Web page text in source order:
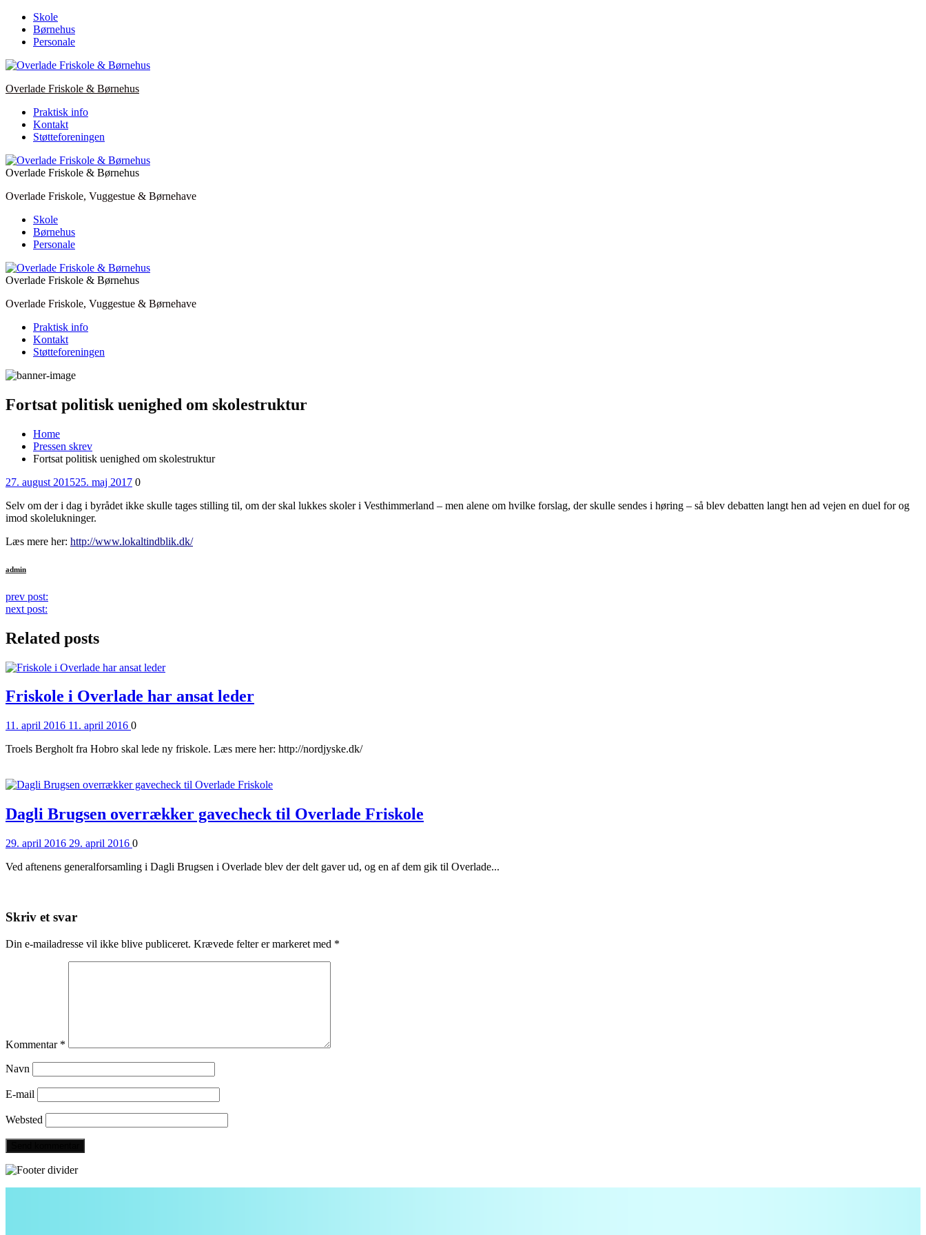
Skip
content
Skole
Børnehus
Personale
Overlade Friskole & Børnehus
Praktisk info
Kontakt
Støtteforeningen
Overlade Friskole & Børnehus
Overlade Friskole, Vuggestue & Børnehave
Skole
Børnehus
Personale
Overlade Friskole & Børnehus
Overlade Friskole, Vuggestue & Børnehave
Praktisk info
Kontakt
Støtteforeningen
Fortsat politisk uenighed om skolestruktur
Home
Pressen skrev
Fortsat politisk uenighed om skolestruktur
Posted
27. august 201525. maj 2017Comments
0
Selv om der i dag i byrådet ikke skulle tages stilling til, om der skal lukkes skoler i Vesthimmerland – men alene om hvilke forslag, der skulle sendes i høring – så blev debatten langt hen ad vejen en duel for og
imod skolelukninger.
Læs mere her: http://www.lokaltindblik.dk/
admin
Continue
Reading
prev post:
next post:
Related posts
Friskole i Overlade har ansat leder
Posted
11. april 2016 11. april 2016 Comments
0
Troels Bergholt fra Hobro skal lede ny friskole. Læs mere her: http://nordjyske.dk/
Dagli Brugsen overrækker gavecheck til Overlade Friskole
Posted
29. april 2016 29. april 2016 Comments
0
Ved aftenens generalforsamling i Dagli Brugsen i Overlade blev der delt gaver ud, og en af dem gik til Overlade...
Skriv et svar
Din e-mailadresse vil ikke blive publiceret. Krævede felter er markeret med *
Kommentar *
Navn
E-mail
Websted